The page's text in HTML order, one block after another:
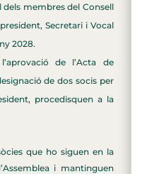
membres del Consell
Secretari i Vocal
2028.
de l’Acta de
de dos socis per
procedisquen a la
que ho siguen en la
i mantinguen